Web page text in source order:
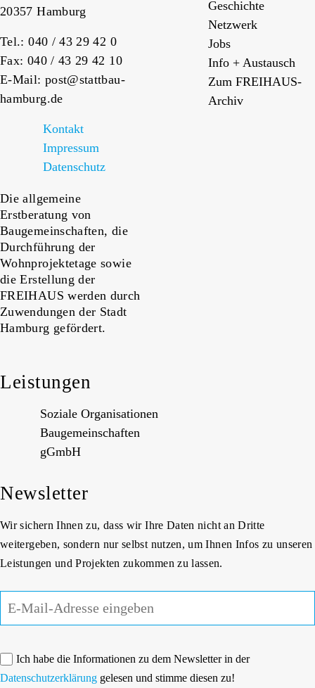
20357 Hamburg
Tel.: 040 / 43 29 42 0
Fax: 040 / 43 29 42 10
E-Mail: post@stattbau-
hamburg.de
Kontakt
Impressum
Datenschutz
Die allgemeine
Erstberatung von
Baugemeinschaften, die
Durchführung der
Wohnprojektetage sowie
die Erstellung der
FREIHAUS werden durch
Zuwendungen der Stadt
Hamburg gefördert.
Geschichte
Netzwerk
Jobs
Info + Austausch
Zum FREIHAUS-
Archiv
Leistungen
Soziale Organisationen
Baugemeinschaften
gGmbH
Newsletter
Wir sichern Ihnen zu, dass wir Ihre Daten nicht an Dritte
weitergeben, sondern nur selbst nutzen, um Ihnen Infos zu unseren
Leistungen und Projekten zukommen zu lassen.
Ich habe die Informationen zu dem Newsletter in der
Datenschutzerklärung gelesen und stimme diesen zu!